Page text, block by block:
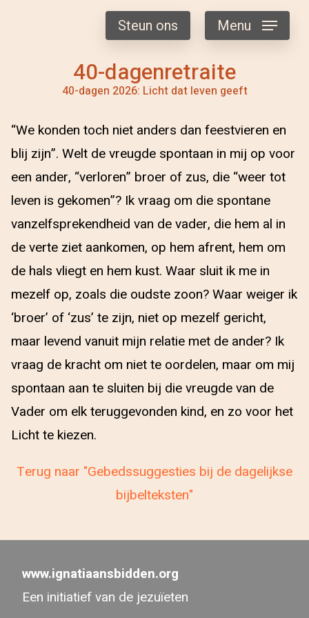
40-dagenretraite
40-dagen 2026: Licht dat leven geeft
Steun ons Menu
“We konden toch niet anders dan feestvieren en
blij zijn”. Welt de vreugde spontaan in mij op voor
een ander, “verloren” broer of zus, die “weer tot
leven is gekomen”? Ik vraag om die spontane
vanzelfsprekendheid van de vader, die hem al in
de verte ziet aankomen, op hem afrent, hem om
de hals vliegt en hem kust. Waar sluit ik me in
mezelf op, zoals die oudste zoon? Waar weiger ik
‘broer’ of ‘zus’ te zijn, niet op mezelf gericht,
maar levend vanuit mijn relatie met de ander? Ik
vraag de kracht om niet te oordelen, maar om mij
spontaan aan te sluiten bij die vreugde van de
Vader om elk teruggevonden kind, en zo voor het
Licht te kiezen.
Terug naar "Gebedssuggesties bij de dagelijkse
bijbelteksten"
www.ignatiaansbidden.org
Een initiatief van de jezuïeten